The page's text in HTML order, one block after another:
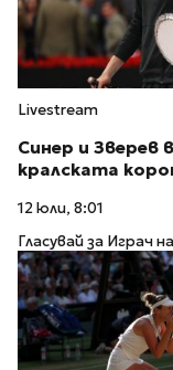
Livestream
Синер и Зверев
кралската
12 юли, 8:01
Гласувай за Играч